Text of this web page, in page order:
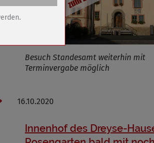
Besuch Standesamt weiterhin mit
Terminvergabe möglich
16.10.2020
Innenhof des Dreyse-
von